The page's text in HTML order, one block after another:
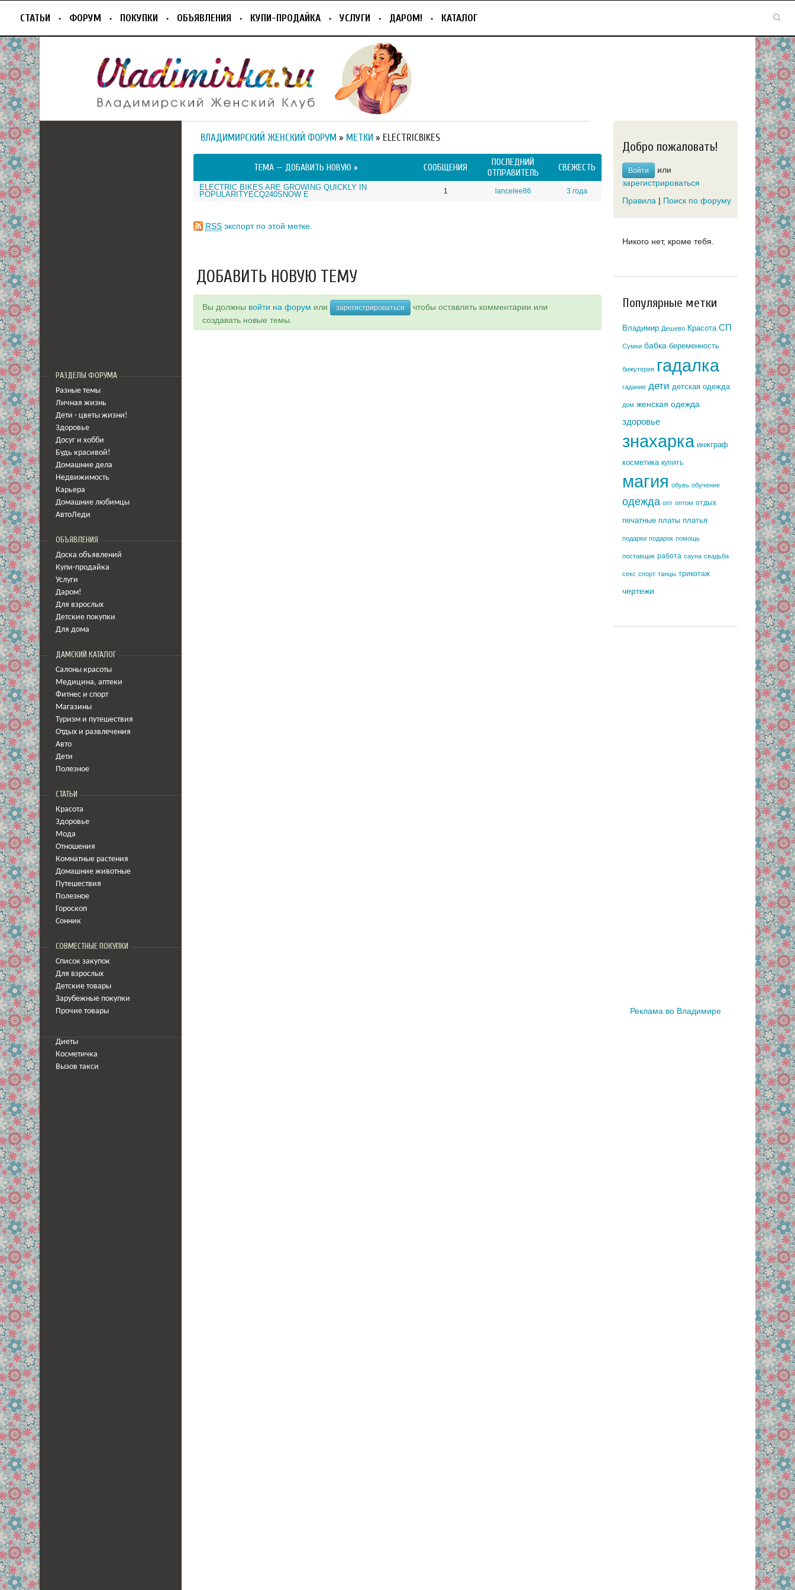
СТАТЬИ ФОРУМ ПОКУПКИ ОБЪЯВЛЕНИЯ КУПИ-ПРОДАЙКА УСЛУГИ ДАРОМ! КАТАЛОГ
РАЗДЕЛЫ ФОРУМА
Разные темы
Личная жизнь
Дети - цветы жизни!
Здоровье
Досуг и хобби
Будь красивой!
Домашние дела
Недвижимость
Карьера
Домашние любимцы
АвтоЛеди
ОБЪЯВЛЕНИЯ
Доска объявлений
Купи-продайка
Услуги
Даром!
Для взрослых
Детские покупки
Для дома
ДАМСКИЙ КАТАЛОГ
Салоны красоты
Медицина, аптеки
Фитнес и спорт
Магазины
Туризм и путешествия
Отдых и развлечения
Авто
Дети
Полезное
СТАТЬИ
Красота
Здоровье
Мода
Отношения
Комнатные растения
Домашние животные
Путешествия
Полезное
Гороскоп
Сонник
СОВМЕСТНЫЕ ПОКУПКИ
Список закупок
Для взрослых
Детские товары
Зарубежные покупки
Прочие товары
Диеты
Косметичка
Вызов такси
ВЛАДИМИРСКИЙ ЖЕНСКИЙ ФОРУМ » МЕТКИ » ELECTRICBIKES
ТЕМА — ДОБАВИТЬ НОВУЮ » СООБЩЕНИЯ
ПОСЛЕДНИЙ
ОТПРАВИТЕЛЬ
СВЕЖЕСТЬ
ELECTRIC BIKES ARE GROWING QUICKLY IN
POPULARITYECQ240SNOW E
1 lancelee86 3 года
RSS экспорт по этой метке.
ДОБАВИТЬ НОВУЮ ТЕМУ
Вы должны войти на форум или зарегистрироваться
чтобы оставлять комментарии или
создавать новые темы.
Добро пожаловать!
Войти
или
зарегистрироваться
Правила | Поиск по форуму
Никого нет, кроме тебя.
Популярные метки
Владимир Дешево Красота СП
Сумки бабка беременность
бижутерия гадалка
гадание дети детская одежда
дом женская одежда
здоровье
знахарка инжграф
косметика купить
магия обувь обучение
одежда опт оптом отдых
печатные платы платья
подарки подарок помощь
поставщик работа сауна свадьба
секс спорт танцы трикотаж
чертежи
Реклама во Владимире